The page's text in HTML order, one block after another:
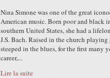
Nina Simone was one of the great
American music. Born poor and black
southern United States, she had a
J.S. Bach. Raised in the church playing
steeped in the blues, for the first many
career,...
Lire la suite